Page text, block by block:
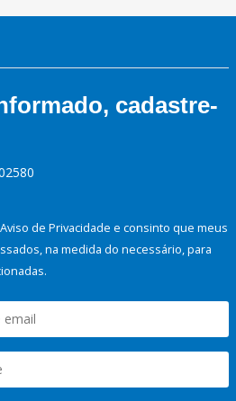
cadastre-
de Privacidade e consinto que meus
na medida do necessário, para